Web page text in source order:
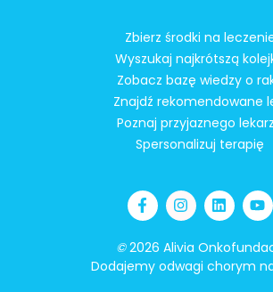
Zbierz środki na
Wyszukaj najkrótszą
Zobacz bazę wiedzy o
Znajdź rekomendowane
Poznaj przyjaznego
Spersonalizuj terapię
©2026 Alivia
Dodajemy odwagi chorym